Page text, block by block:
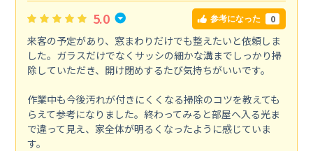
5.0 参考になった 0
来客の予定があり、窓まわりだけでも整えたいと依頼しま
した。ガラスだけでなくサッシの細かな溝までしっかり掃
除していただき、開け閉めするたび気持ちがいいです。
作業中も今後汚れが付きにくくなる掃除のコツを教えても
らえて参考になりました。終わってみると部屋へ入る光ま
で違って見え、家全体が明るくなったように感じていま
す。